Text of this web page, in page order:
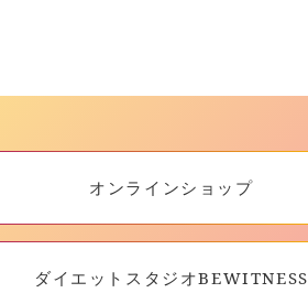
オンラインショップ
ダイエットスタジオBEWITNESS